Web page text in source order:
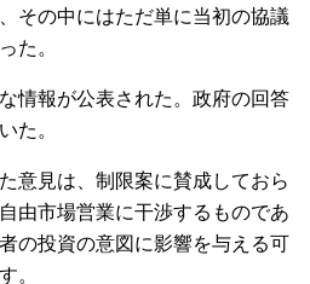
その中にはただ単に当初の協議
た。
情報が公表された。政府の回答
た。
意見は、制限案に賛成しておら
由市場営業に干渉するものであ
の投資の意図に影響を与える可
。